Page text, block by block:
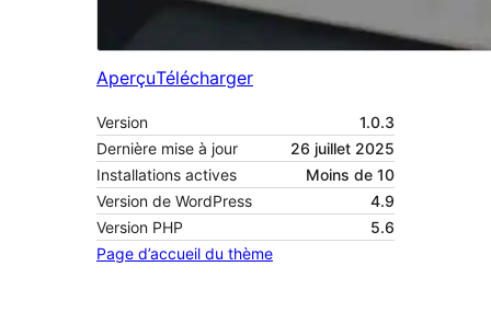
AperçuTélécharger
Version
1.0.3
Dernière mise à jour
26 juillet 2025
Installations actives
Moins de 10
Version de WordPress
4.9
Version PHP
5.6
Page d’accueil du thème